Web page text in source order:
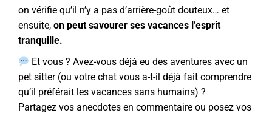
on vérifie qu’il n’y a pas d’arrière-goût douteux… et
ensuite, on peut savourer ses vacances l’esprit
tranquille.
Et vous ? Avez-vous déjà eu des aventures avec un
pet sitter (ou votre chat vous a-t-il déjà fait comprendre
qu’il préférait les vacances sans humains) ?
Partagez vos anecdotes en commentaire ou posez vos